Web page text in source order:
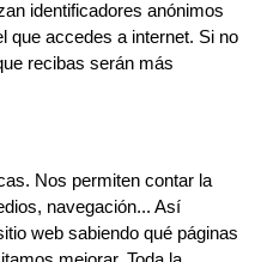
identificadores anónimos
que accedes a internet. Si no
recibas serán más
Nos permiten contar la
navegación... Así
web sabiendo qué páginas